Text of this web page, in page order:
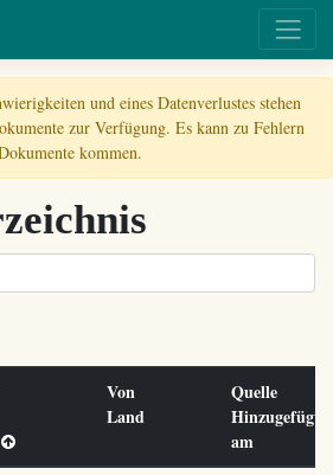
und eines Datenverlustes stehen
zur Verfügung. Es kann zu Fehlern
kommen.
Von
Land
Quelle
Hinzugefügt
am